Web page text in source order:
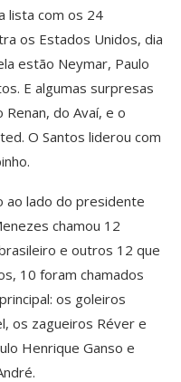
lista com os 24
os Estados Unidos, dia
estão Neymar, Paulo
E algumas surpresas
do Avaí, e o
O Santos liderou com
ao lado do presidente
chamou 12
e outros 12 que
10 foram chamados
os goleiros
os zagueiros Réver e
Henrique Ganso e